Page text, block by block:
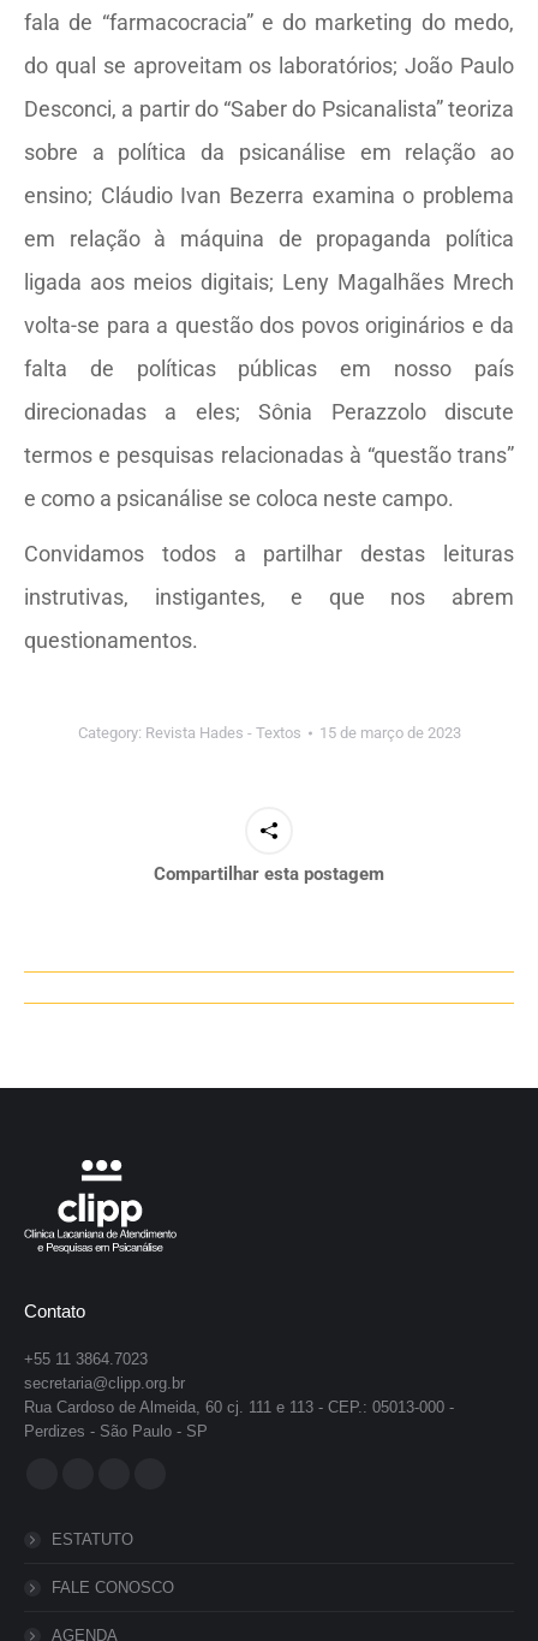
fala de “farmacocracia” e do marketing do medo,
do qual se aproveitam os laboratórios; João Paulo
Desconci, a partir do “Saber do Psicanalista” teoriza
sobre a política da psicanálise em relação ao
ensino; Cláudio Ivan Bezerra examina o problema
em relação à máquina de propaganda política
ligada aos meios digitais; Leny Magalhães Mrech
volta-se para a questão dos povos originários e da
falta de políticas públicas em nosso país
direcionadas a eles; Sônia Perazzolo discute
termos e pesquisas relacionadas à “questão trans”
e como a psicanálise se coloca neste campo.
Convidamos todos a partilhar destas leituras
instrutivas, instigantes, e que nos abrem
questionamentos.
Category: Revista Hades - Textos 15 de março de 2023
Compartilhar esta postagem
Navegação
post:
Contato
+55 11 3864.7023
secretaria@clipp.org.br
Rua Cardoso de Almeida, 60 cj. 111 e 113 - CEP.: 05013-000 -
Perdizes - São Paulo - SP
opensopens
in
opens
in
in
ESTATUTO
FALE CONOSCO
AGENDA